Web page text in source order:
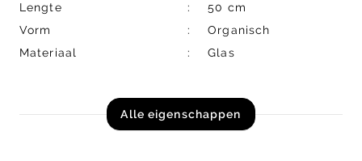
Lengte
50 cm
Vorm
Organisch
Materiaal
Glas
Alle eigenschappen